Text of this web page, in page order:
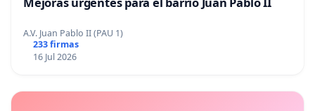
A.V. Juan Pablo II (PAU 1)
233 firmas
16 Jul 2026